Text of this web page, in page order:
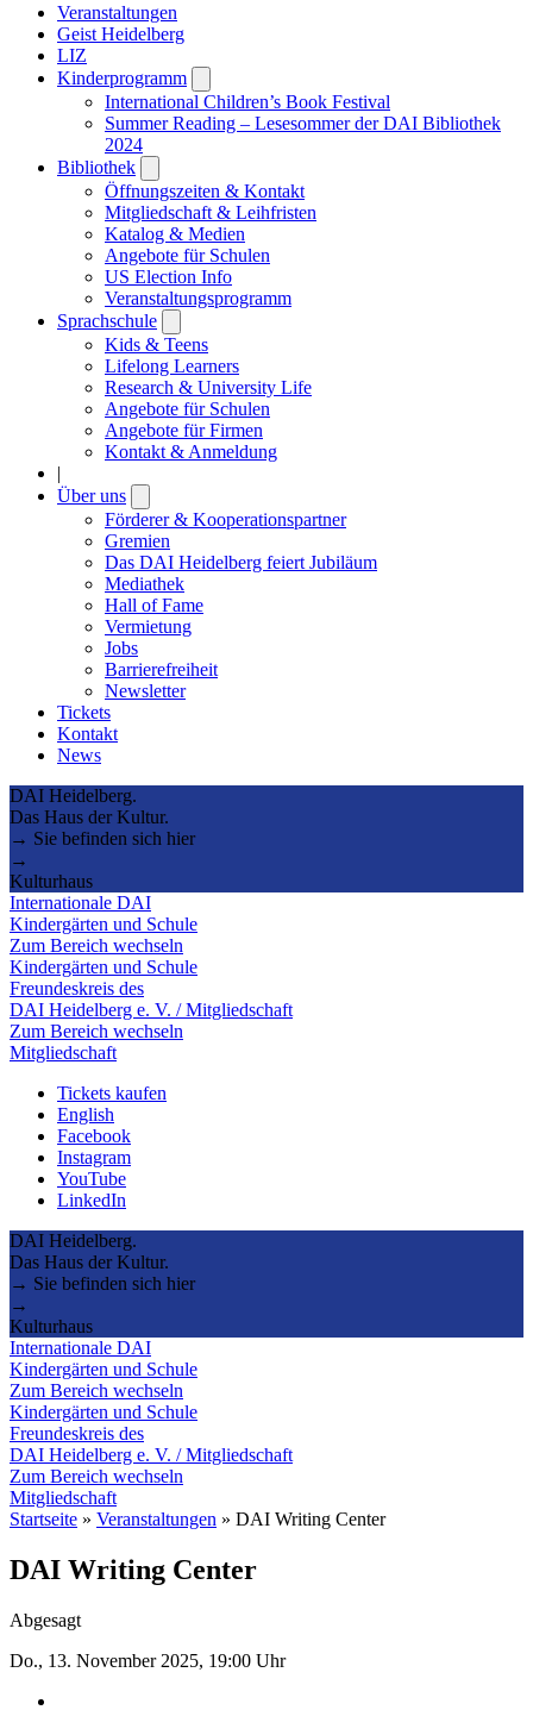
Veranstaltungen
Geist Heidelberg
LIZ
Kinderprogramm
submenu
International Children’s Book Festival
Summer Reading – Lesesommer der DAI Bibliothek
2024
Bibliothek
submenu
Öffnungszeiten & Kontakt
Mitgliedschaft & Leihfristen
Katalog & Medien
Angebote für Schulen
US Election Info
Veranstaltungsprogramm
Sprachschule
submenu
Kids & Teens
Lifelong Learners
Research & University Life
Angebote für Schulen
Angebote für Firmen
Kontakt & Anmeldung
|
Über uns
submenu
Förderer & Kooperationspartner
Gremien
Das DAI Heidelberg feiert Jubiläum
Mediathek
Hall of Fame
Vermietung
Jobs
Barrierefreiheit
Newsletter
Tickets
Kontakt
News
DAI Heidelberg.
Das Haus der Kultur.
→ Sie befinden sich hier
→
Kulturhaus
Internationale DAI
Kindergärten und Schule
Zum Bereich wechseln
Kindergärten und Schule
Freundeskreis des
DAI Heidelberg e. V. / Mitgliedschaft
Zum Bereich wechseln
Mitgliedschaft
Tickets kaufen
English
Facebook
Instagram
YouTube
LinkedIn
DAI Heidelberg.
Das Haus der Kultur.
→ Sie befinden sich hier
→
Kulturhaus
Internationale DAI
Kindergärten und Schule
Zum Bereich wechseln
Kindergärten und Schule
Freundeskreis des
DAI Heidelberg e. V. / Mitgliedschaft
Zum Bereich wechseln
Mitgliedschaft
Startseite » Veranstaltungen » DAI Writing Center
DAI Writing Center
Abgesagt
Do., 13. November 2025, 19:00 Uhr